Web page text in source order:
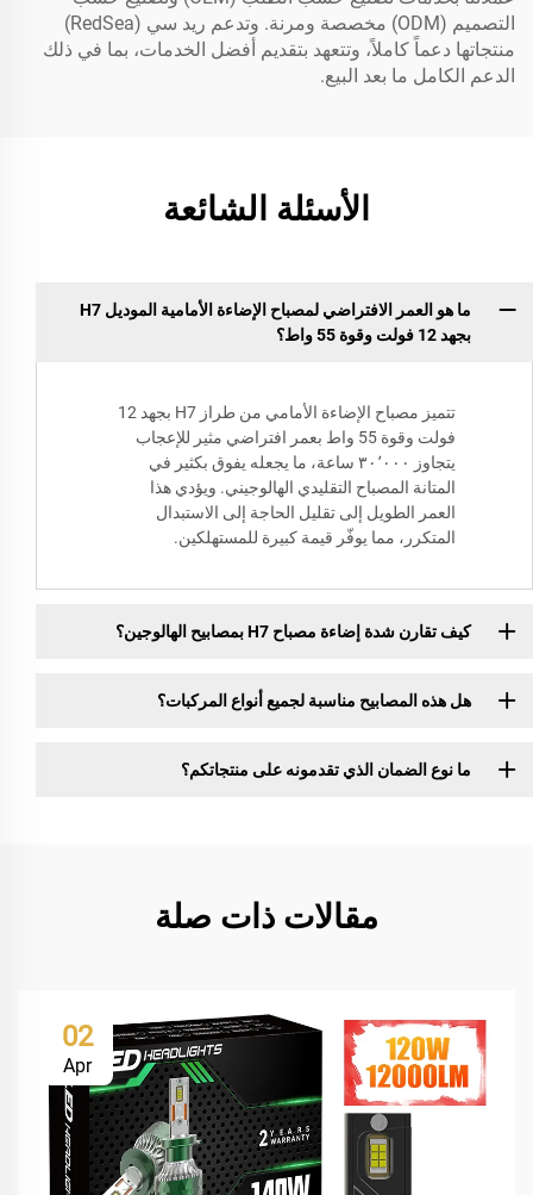
التصميم (ODM) مخصصة ومرنة. وتدعم ريد سي (RedSea)
منتجاتها دعماً كاملاً، وتتعهد بتقديم أفضل الخدمات، بما في ذلك
الدعم الكامل ما بعد البيع.
الأسئلة الشائعة
ما هو العمر الافتراضي لمصباح الإضاءة الأمامية الموديل H7
بجهد 12 فولت وقوة 55 واط؟
تتميز مصباح الإضاءة الأمامي من طراز H7 بجهد 12
فولت وقوة 55 واط بعمر افتراضي مثير للإعجاب
يتجاوز ٣٠٬٠٠٠ ساعة، ما يجعله يفوق بكثير في
المتانة المصباح التقليدي الهالوجيني. ويؤدي هذا
العمر الطويل إلى تقليل الحاجة إلى الاستبدال
المتكرر، مما يوفّر قيمة كبيرة للمستهلكين.
كيف تقارن شدة إضاءة مصباح H7 بمصابيح الهالوجين؟
هل هذه المصابيح مناسبة لجميع أنواع المركبات؟
ما نوع الضمان الذي تقدمونه على منتجاتكم؟
مقالات ذات صلة
02
Apr